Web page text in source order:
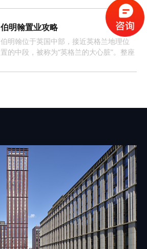
伯明翰置业攻略
伯明翰位于英国中部，接近英格兰地理位
置的中段，被称为“英格兰的大心脏”。整座
伯明翰的租房市场长期呈现供不应求的情